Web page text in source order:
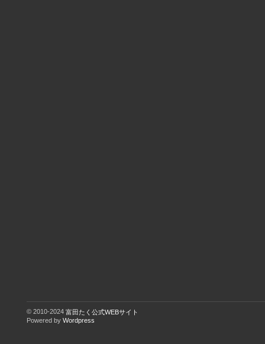
© 2010-2024 富田たく公式WEBサイト
Powered by Wordpress